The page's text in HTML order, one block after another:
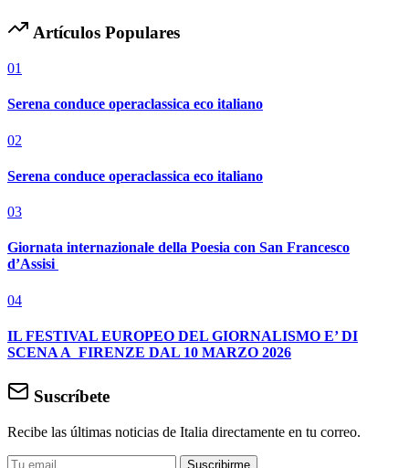
Artículos Populares
01
Serena conduce operaclassica eco italiano
02
Serena conduce operaclassica eco italiano
03
Giornata internazionale della Poesia con San Francesco
d’Assisi
04
IL FESTIVAL EUROPEO DEL GIORNALISMO E’ DI
SCENA A FIRENZE DAL 10 MARZO 2026
Suscríbete
Recibe las últimas noticias de Italia directamente en tu correo.
Suscribirme